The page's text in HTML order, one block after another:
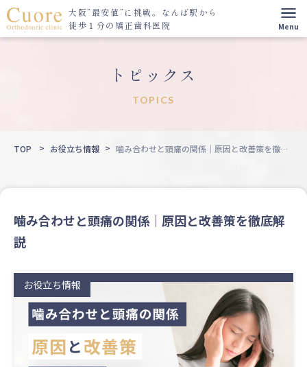
大阪”最安値”に挑戦。 なんば駅から
徒歩１分の矯正歯科医院
トピックス
TOPICS
TOP お役立ち情報
噛み合わせと頭痛の関係｜原因と改善策を徹底
噛み合わせと頭痛の関係｜原因と改善策を徹底解
説
お役立ち情報